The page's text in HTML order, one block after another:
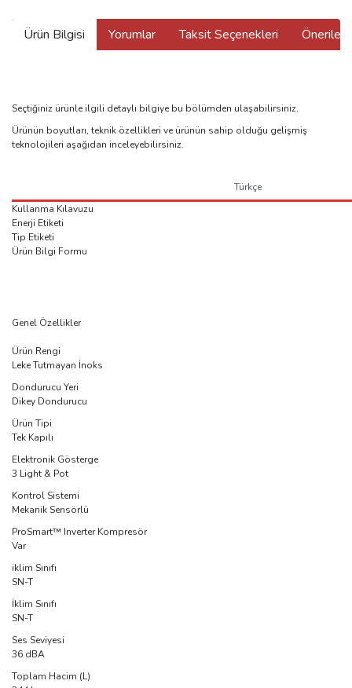
Ürün Bilgisi Yorumlar Taksit Seçenekleri
Seçtiğiniz ürünle ilgili detaylı bilgiye bu bölümden ulaşabilirsiniz.
Ürünün boyutları, teknik özellikleri ve ürünün sahip olduğu gelişmiş
teknolojileri aşağıdan inceleyebilirsiniz.
Türkçe
Kullanma Kılavuzu
Enerji Etiketi
Tip Etiketi
Ürün Bilgi Formu
Genel Özellikler
Ürün Rengi
Leke Tutmayan İnoks
Dondurucu Yeri
Dikey Dondurucu
Ürün Tipi
Tek Kapılı
Elektronik Gösterge
3 Light & Pot
Kontrol Sistemi
Mekanik Sensörlü
ProSmart™ Inverter Kompresör
Var
iklim Sınıfı
SN-T
İklim Sınıfı
SN-T
Ses Seviyesi
36 dBA
Toplam Hacim (L)